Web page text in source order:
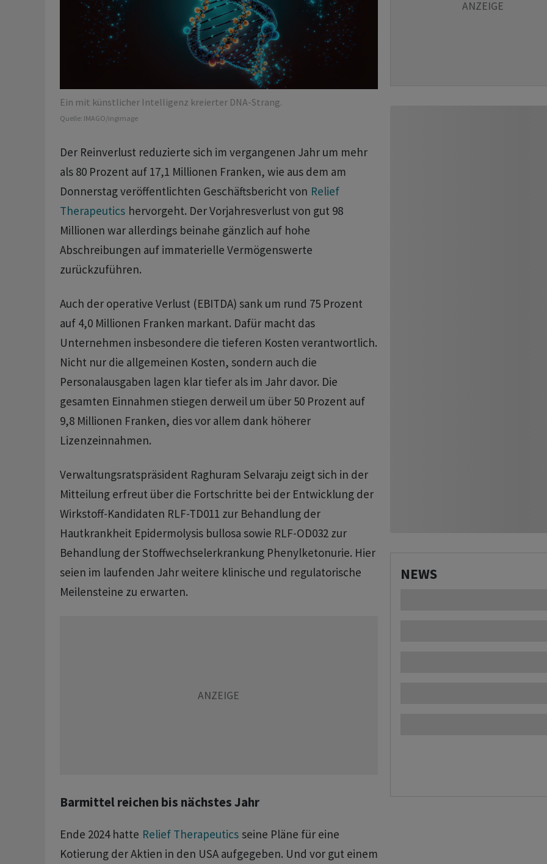
Ein mit künstlicher Intelligenz kreierter DNA-Strang.
Quelle: IMAGO/ingimage
Der Reinverlust reduzierte sich im vergangenen Jahr um mehr
als 80 Prozent auf 17,1 Millionen Franken, wie aus dem am
Donnerstag veröffentlichten Geschäftsbericht von Relief
Therapeutics hervorgeht. Der Vorjahresverlust von gut 98
Millionen war allerdings beinahe gänzlich auf hohe
Abschreibungen auf immaterielle Vermögenswerte
zurückzuführen.
Auch der operative Verlust (EBITDA) sank um rund 75 Prozent
auf 4,0 Millionen Franken markant. Dafür macht das
Unternehmen insbesondere die tieferen Kosten verantwortlich.
Nicht nur die allgemeinen Kosten, sondern auch die
Personalausgaben lagen klar tiefer als im Jahr davor. Die
gesamten Einnahmen stiegen derweil um über 50 Prozent auf
9,8 Millionen Franken, dies vor allem dank höherer
Lizenzeinnahmen.
Verwaltungsratspräsident Raghuram Selvaraju zeigt sich in der
Mitteilung erfreut über die Fortschritte bei der Entwicklung der
Wirkstoff-Kandidaten RLF-TD011 zur Behandlung der
Hautkrankheit Epidermolysis bullosa sowie RLF-OD032 zur
Behandlung der Stoffwechselerkrankung Phenylketonurie. Hier
seien im laufenden Jahr weitere klinische und regulatorische
Meilensteine zu erwarten.
Barmittel reichen bis nächstes Jahr
Ende 2024 hatte Relief Therapeutics seine Pläne für eine
Kotierung der Aktien in den USA aufgegeben. Und vor gut einem
NEWS